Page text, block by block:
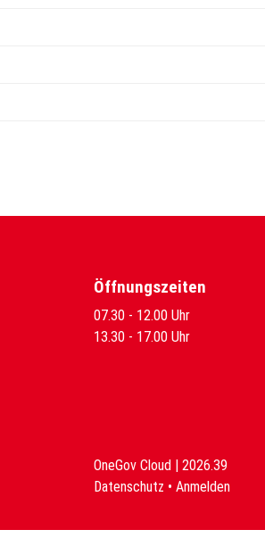
Öffnungszeiten
07.30 - 12.00 Uhr
13.30 - 17.00 Uhr
OneGov Cloud (External Link)
2026.39
Datenschutz (External Link)
Anmelden